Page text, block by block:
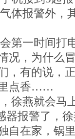
体报警外，
第一时间打
况，为什么
，有的说，
里点香……
徐燕就会马
器报警了，
自在家，锅